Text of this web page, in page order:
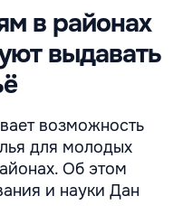
в районах
выдавать
возможность
для молодых
Об этом
и науки Дан